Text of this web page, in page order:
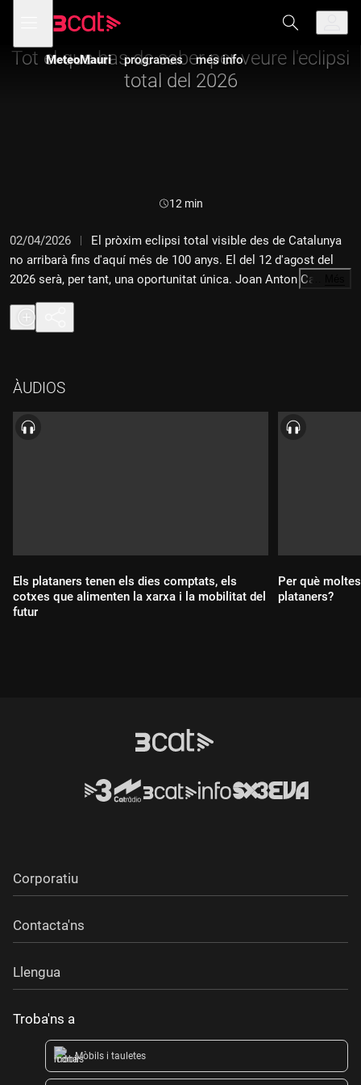
navegació
principal
menú
de
MeteoMauri programes més info
Tot el que has de saber per veure l'eclipsi
total del 2026
Durada:
12 min
02/04/2026
El pròxim eclipsi total visible des de Catalunya
no arribarà fins d'aquí més de 100 anys. El del 12 d'agost del
2026 serà, per tant, una oportunitat única. Joan Anton Català
ens presenta el seu nou llibre per saber com i des d'on veure'l,
per què pot generar problemes de mobilitat i quins errors cal
evitar (especialment amb la vista). Tot el que necessites saber
segle.
…
ÀUDIOS
Els plataners tenen els dies comptats, els
cotxes que alimenten la xarxa i la mobilitat del
futur
Per què
plataners?
Corporatiu
Contacta'ns
Llengua
Troba'ns a
Mòbils i tauletes